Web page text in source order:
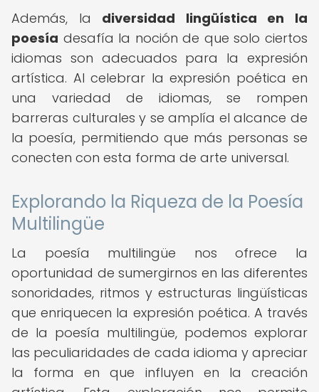
Además, la diversidad lingüística en la
poesía desafía la noción de que solo ciertos
idiomas son adecuados para la expresión
artística. Al celebrar la expresión poética en
una variedad de idiomas, se rompen
barreras culturales y se amplía el alcance de
la poesía, permitiendo que más personas se
conecten con esta forma de arte universal.
Explorando la Riqueza de la Poesía
Multilingüe
La poesía multilingüe nos ofrece la
oportunidad de sumergirnos en las diferentes
sonoridades, ritmos y estructuras lingüísticas
que enriquecen la expresión poética. A través
de la poesía multilingüe, podemos explorar
las peculiaridades de cada idioma y apreciar
la forma en que influyen en la creación